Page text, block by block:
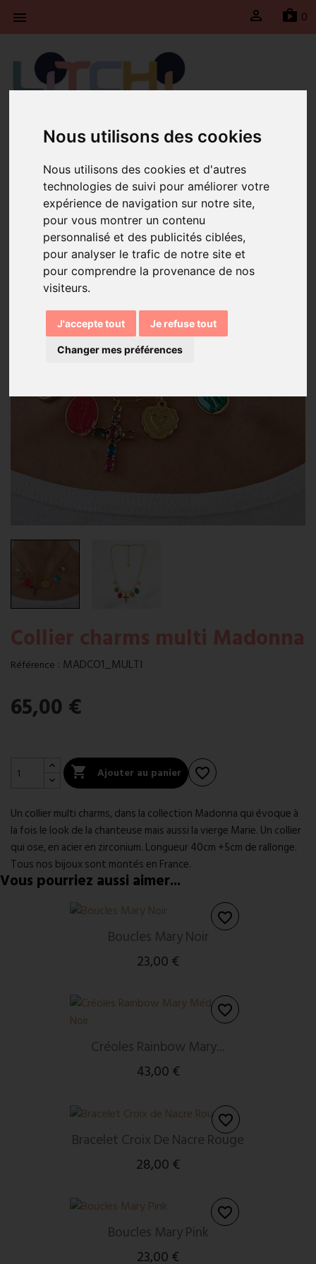
Nous utilisons des cookies
Nous utilisons des cookies et d'autres
technologies de suivi pour améliorer votre
expérience de navigation sur notre site,
pour vous montrer un contenu
personnalisé et des publicités ciblées,
pour analyser le trafic de notre site et
pour comprendre la provenance de nos
visiteurs.
J'accepte tout Je refuse tout
Changer mes préférences
 0

Litchi fait une pause du 30 juillet jusqu’au 23 août
2026 inclus. Les expéditions seront suspendues
durant cette période et reprendront le lundi 24
août 2026.
Accueil
Collier charms multi Madonna
Collier charms multi Madonna
Référence : MADCO1_MULTI
65,00 €
 Ajouter au panier favorite_border
Un collier multi charms, dans la collection Madonna qui évoque à
la fois le look de la chanteuse mais aussi la vierge Marie. Un collier
qui ose, en acier en zirconium. Longueur 40cm +5cm de rallonge.
Tous nos bijoux sont montés en France.
Vous pourriez aussi aimer...
Boucles Mary Noir
23,00 €
favorite_border
Créoles Rainbow Mary...
43,00 €
favorite_border
Bracelet Croix De Nacre Rouge
28,00 €
favorite_border
Boucles Mary Pink
23,00 €
favorite_border